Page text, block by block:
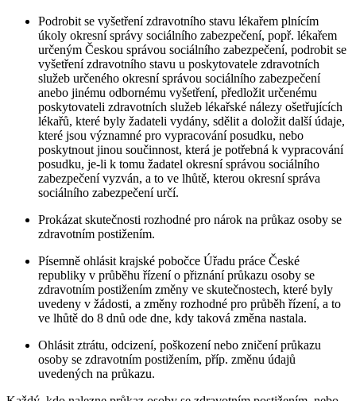
Podrobit se vyšetření zdravotního stavu lékařem plnícím
úkoly okresní správy sociálního zabezpečení, popř. lékařem
určeným Českou správou sociálního zabezpečení, podrobit se
vyšetření zdravotního stavu u poskytovatele zdravotních
služeb určeného okresní správou sociálního zabezpečení
anebo jinému odbornému vyšetření, předložit určenému
poskytovateli zdravotních služeb lékařské nálezy ošetřujících
lékařů, které byly žadateli vydány, sdělit a doložit další údaje,
které jsou významné pro vypracování posudku, nebo
poskytnout jinou součinnost, která je potřebná k vypracování
posudku, je-li k tomu žadatel okresní správou sociálního
zabezpečení vyzván, a to ve lhůtě, kterou okresní správa
sociálního zabezpečení určí.
Prokázat skutečnosti rozhodné pro nárok na průkaz osoby se
zdravotním postižením.
Písemně ohlásit krajské pobočce Úřadu práce České
republiky v průběhu řízení o přiznání průkazu osoby se
zdravotním postižením změny ve skutečnostech, které byly
uvedeny v žádosti, a změny rozhodné pro průběh řízení, a to
ve lhůtě do 8 dnů ode dne, kdy taková změna nastala.
Ohlásit ztrátu, odcizení, poškození nebo zničení průkazu
osoby se zdravotním postižením, příp. změnu údajů
uvedených na průkazu.